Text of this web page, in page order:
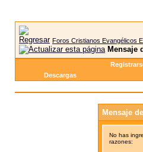
Foros Cristianos Evangélicos
Mensaje
Descargas
Mensaje
No has
razones: